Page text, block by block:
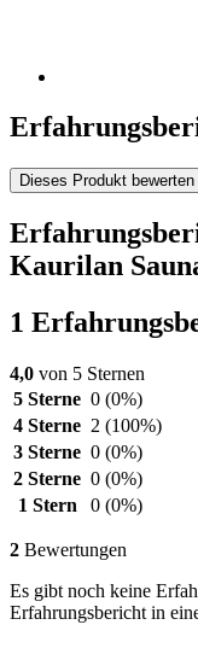
Dieses Produkt bewerten
Kaurilan
1
4,0 von 5 Sternen
5 Sterne 0 (0%)
4 Sterne 2 (100%)
3 Sterne 0 (0%)
2 Sterne 0 (0%)
1 Stern
0 (0%)
2 Bewertungen
Es gibt noch keine
Erfahrungsbericht in